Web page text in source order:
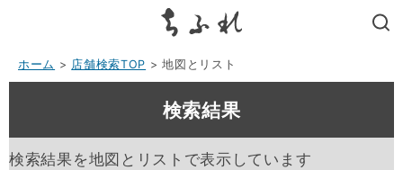
ホーム > 店舗検索TOP > 地図とリスト
検索結果
検索結果を地図とリストで表示しています